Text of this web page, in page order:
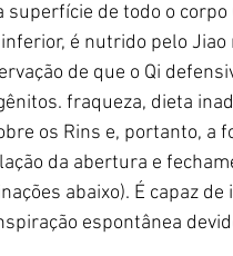
de todo o
é nutrido pelo Jiao
de que o Qi
fraqueza, dieta
os Rins e, portanto, a
da abertura e
abaixo). É capaz de
espontânea